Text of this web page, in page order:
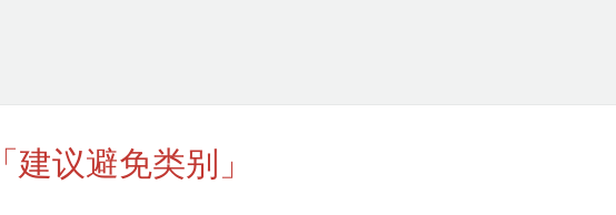
「建议避免类别」